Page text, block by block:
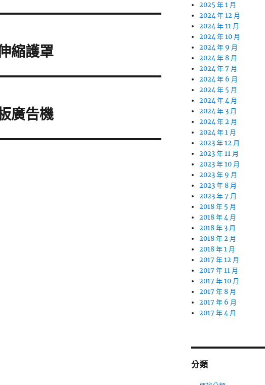
縮護罩
廣告機
2025 年 1 月
2024 年 12 月
2024 年 11 月
2024 年 10 月
2024 年 9 月
2024 年 8 月
2024 年 7 月
2024 年 6 月
2024 年 5 月
2024 年 4 月
2024 年 3 月
2024 年 2 月
2024 年 1 月
2023 年 12 月
2023 年 11 月
2023 年 10 月
2023 年 9 月
2023 年 8 月
2023 年 7 月
2018 年 5 月
2018 年 4 月
2018 年 3 月
2018 年 2 月
2018 年 1 月
2017 年 12 月
2017 年 11 月
2017 年 10 月
2017 年 8 月
2017 年 6 月
2017 年 4 月
分類